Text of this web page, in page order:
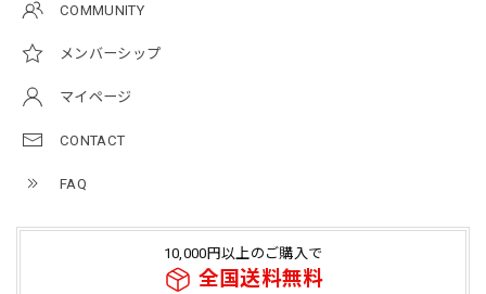
COMMUNITY
メンバーシップ
マイページ
CONTACT
FAQ
10,000円以上のご購入で
全国送料無料